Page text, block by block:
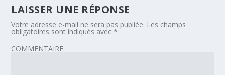
LAISSER UNE RÉPONSE
Votre adresse e-mail ne sera pas publiée. Les champs
obligatoires sont indiqués avec*
COMMENTAIRE